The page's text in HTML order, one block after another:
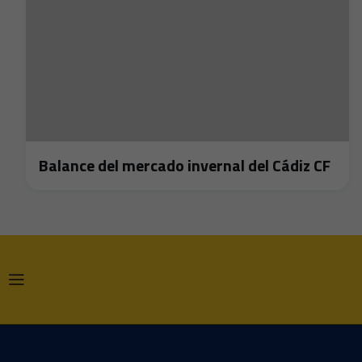
Balance del mercado invernal del Cádiz CF